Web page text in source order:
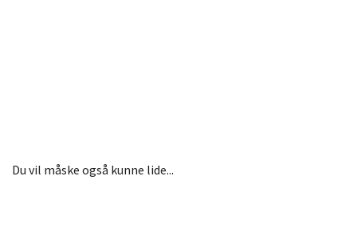
Du vil måske også kunne lide...